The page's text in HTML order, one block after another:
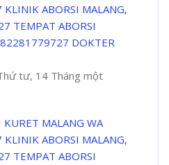
ABORSI MALANG,
TEMPAT ABORSI
DOKTER
tư, 14 Tháng một
MALANG WA
ABORSI MALANG,
TEMPAT ABORSI